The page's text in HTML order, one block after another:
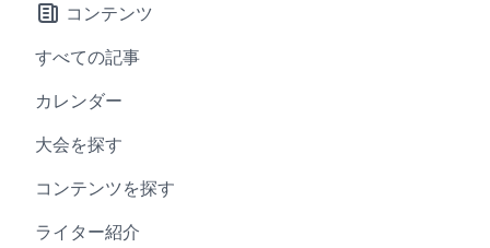
コンテンツ
すべての記事
カレンダー
大会を探す
コンテンツを探す
ライター紹介